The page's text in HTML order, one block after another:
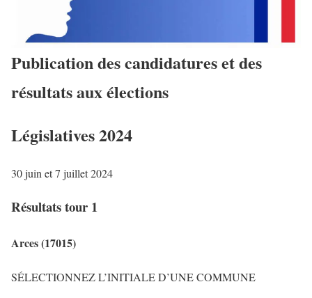
Publication des candidatures et des
résultats aux élections
Législatives 2024
30 juin et 7 juillet 2024
Résultats tour 1
Arces (17015)
SÉLECTIONNEZ L’INITIALE D’UNE COMMUNE